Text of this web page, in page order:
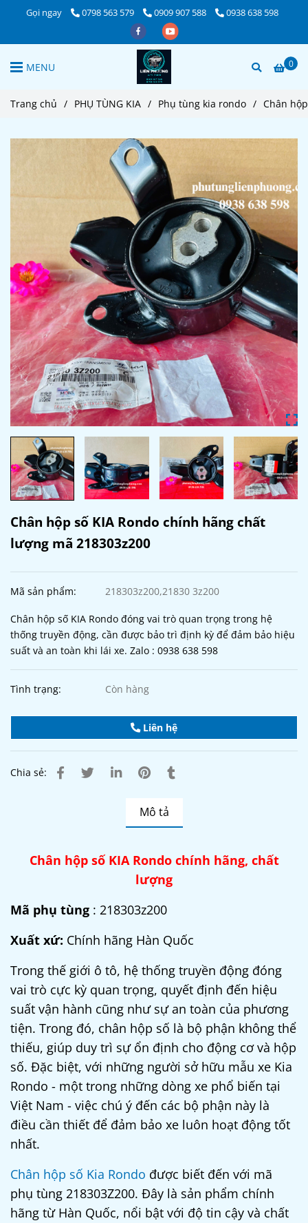
Gọi ngay 0798 563 579 0909 907 588 0938 638 598
0
MENU
Trang chủ / PHỤ TÙNG KIA / Phụ tùng kia rondo / Chân
Chân hộp số KIA Rondo chính hãng chất
lượng mã 218303z200
Mã sản phẩm: 218303z200,21830 3z200
Chân hộp số KIA Rondo đóng vai trò quan trọng trong hệ
thống truyền động, cần được bảo trì định kỳ để đảm bảo hiệu
suất và an toàn khi lái xe. Zalo : 0938 638 598
Tình trạng: Còn hàng
Liên hệ
Chia sẻ:
Mô tả
Chân hộp số KIA Rondo chính hãng, chất
lượng
Mã phụ tùng : 218303z200
Xuất xứ: Chính hãng Hàn Quốc
Trong thế giới ô tô, hệ thống truyền động đóng
vai trò cực kỳ quan trọng, quyết định đến hiệu
suất vận hành cũng như sự an toàn của phương
tiện. Trong đó, chân hộp số là bộ phận không thể
thiếu, giúp duy trì sự ổn định cho động cơ và hộp
số. Đặc biệt, với những người sở hữu mẫu xe Kia
Rondo - một trong những dòng xe phổ biến tại
Việt Nam - việc chú ý đến các bộ phận này là
điều cần thiết để đảm bảo xe luôn hoạt động tốt
nhất.
Chân hộp số Kia Rondo được biết đến với mã
phụ tùng 218303Z200. Đây là sản phẩm chính
hãng từ Hàn Quốc, nổi bật với độ tin cậy và chất